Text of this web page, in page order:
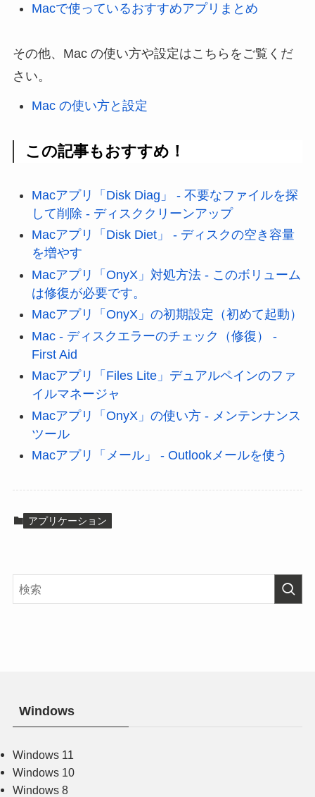
Macで使っているおすすめアプリまとめ
その他、Mac の使い方や設定はこちらをご覧くだ
さい。
Mac の使い方と設定
この記事もおすすめ！
Macアプリ「Disk Diag」 - 不要なファイルを探
して削除 - ディスククリーンアップ
Macアプリ「Disk Diet」 - ディスクの空き容量
を増やす
Macアプリ「OnyX」対処方法 - このボリューム
は修復が必要です。
Macアプリ「OnyX」の初期設定（初めて起動）
Mac - ディスクエラーのチェック（修復） -
First Aid
Macアプリ「Files Lite」デュアルペインのファ
イルマネージャ
Macアプリ「OnyX」の使い方 - メンテンナンス
ツール
Macアプリ「メール」 - Outlookメールを使う
アプリケーション
Windows
Windows 11
Windows 10
Windows 8